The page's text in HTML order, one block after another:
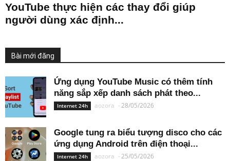
YouTube thực hiện các thay đổi giúp
người dùng xác định...
Bài mới đăng
Ứng dụng YouTube Music có thêm tính
năng sắp xếp danh sách phát theo...
Internet 24h aozora -28/05/2026
Google tung ra biểu tượng disco cho các
ứng dụng Android trên điện thoại...
Internet 24h aozora -25/05/2026